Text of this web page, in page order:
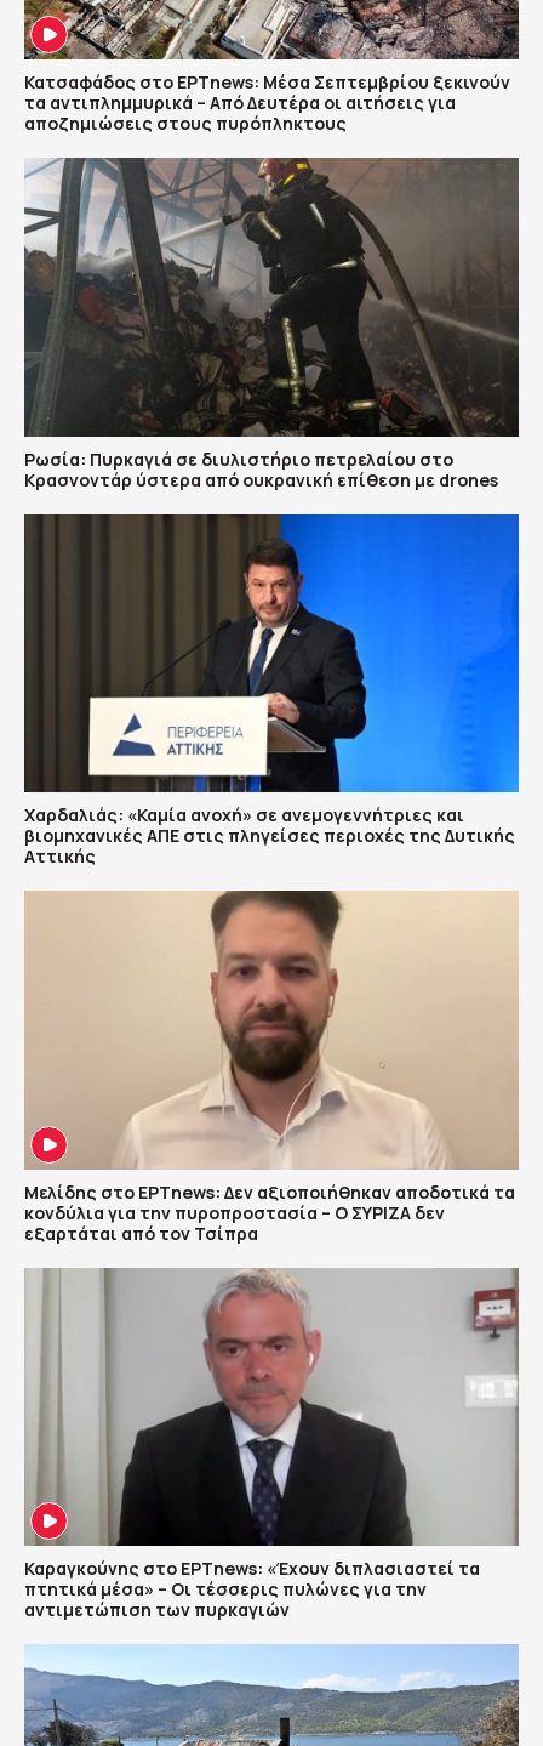
Κατσαφάδος στο ΕΡΤnews: Μέσα Σεπτεμβρίου ξεκινούν
τα αντιπλημμυρικά – Από Δευτέρα οι αιτήσεις για
αποζημιώσεις στους πυρόπληκτους
Ρωσία: Πυρκαγιά σε διυλιστήριο πετρελαίου στο
Κρασνοντάρ ύστερα από ουκρανική επίθεση με drones
Χαρδαλιάς: «Καμία ανοχή» σε ανεμογεννήτριες και
βιομηχανικές ΑΠΕ στις πληγείσες περιοχές της Δυτικής
Αττικής
Μελίδης στο ΕΡΤnews: Δεν αξιοποιήθηκαν αποδοτικά τα
κονδύλια για την πυροπροστασία – Ο ΣΥΡΙΖΑ δεν
εξαρτάται από τον Τσίπρα
Καραγκούνης στο ΕΡΤnews: «Έχουν διπλασιαστεί τα
πτητικά μέσα» – Οι τέσσερις πυλώνες για την
αντιμετώπιση των πυρκαγιών